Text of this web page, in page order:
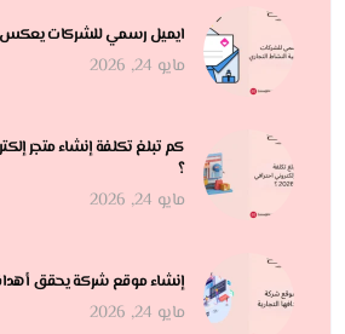
ايميل رسمي للشركات يعكس
مايو 24, 2026
؟
مايو 24, 2026
إنشاء موقع شركة يحقق
مايو 24, 2026